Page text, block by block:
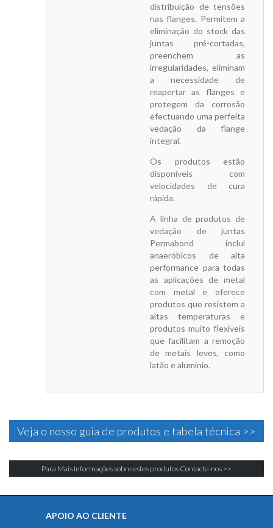
distribuição de tensões
nas flanges. Permitem a
eliminação do stock das
juntas pré-cortadas,
preenchem as
irregularidades, eliminam
a necessidade de
reapertar as flanges e
protegem da corrosão
efectuando uma perfeita
vedação da flange
integral.
Os produtos estão
disponíveis com
velocidades de cura
rápida.
A linha de produtos de
vedação de juntas
Permabond inclui
anaeróbicos de alta
performance para todas
as aplicações de metal
com metal e oferece
produtos que resistem a
altas temperaturas e
produtos muito flexíveis
que facilitam a remoção
de metais leves, como
latão e alumínio.
Veja o nosso guia de produtos e tabela técnica >>
Para Mais Informações sobre estes produtos Contacte-nos >>
APOIO AO CLIENTE